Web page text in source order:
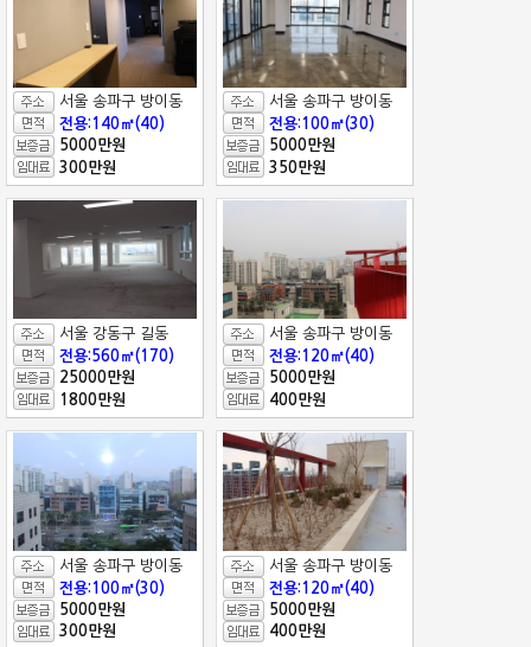
서울 송파구 방이동
전용:140㎡(40)
5000만원
300만원
서울 송파구 방이동
전용:100㎡(30)
5000만원
350만원
서울 강동구 길동
전용:560㎡(170)
25000만원
1800만원
서울 송파구 방이동
전용:120㎡(40)
5000만원
400만원
서울 송파구 방이동
전용:100㎡(30)
5000만원
300만원
서울 송파구 방이동
전용:120㎡(40)
5000만원
400만원